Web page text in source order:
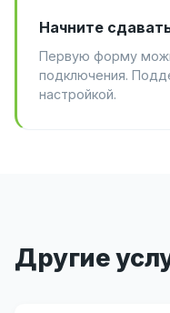
Начните
Первую форму
подключения.
настройкой.
Другие